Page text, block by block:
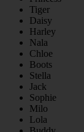
Tiger
Daisy
Harley
Nala
Chloe
Boots
Stella
Jack
Sophie
Milo
Lola